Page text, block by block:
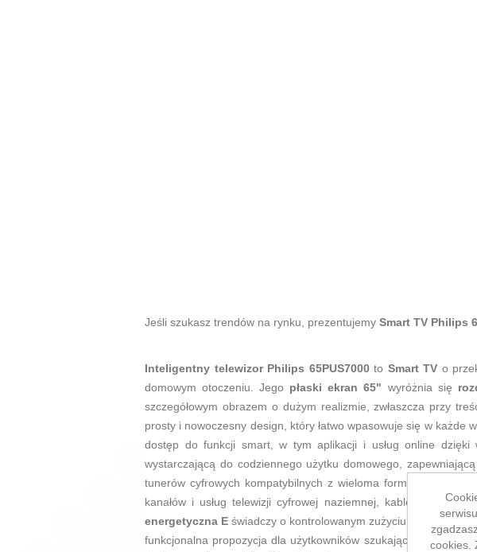
Jeśli szukasz trendów na rynku, prezentujemy Smart TV Philips
Inteligentny telewizor Philips 65PUS7000to Smart TV o
domowym otoczeniu. Jego płaski ekran 65" wyróżnia się
szczegółowym obrazem o dużym realizmie, zwłaszcza przy
prosty i nowoczesny design, który łatwo wpasowuje się w każde
dostęp do funkcji smart, w tym aplikacji i usług online dzięki
wystarczającą do codziennego użytku domowego,
tunerów cyfrowych kompatybilnych z wieloma formatami:
kanałów i usług telewizji cyfrowej naziemnej, kablowej i
energetyczna E świadczy o kontrolowanym zużyciu energii w
funkcjonalna propozycja dla użytkowników szukających cookies.